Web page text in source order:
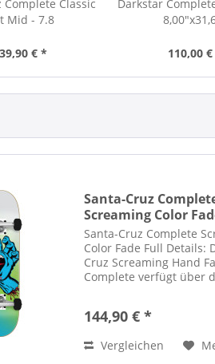
Complete Classic
Mid - 7.8
€ *
Darkstar
110,00
Santa-Cruz
Screaming Color
Santa-Cruz Complete
Color Fade Full Details:
Cruz Screaming Hand
Complete verfügt über
hochwertige Krux DLK
95a...
144,90 € *
Vergleichen